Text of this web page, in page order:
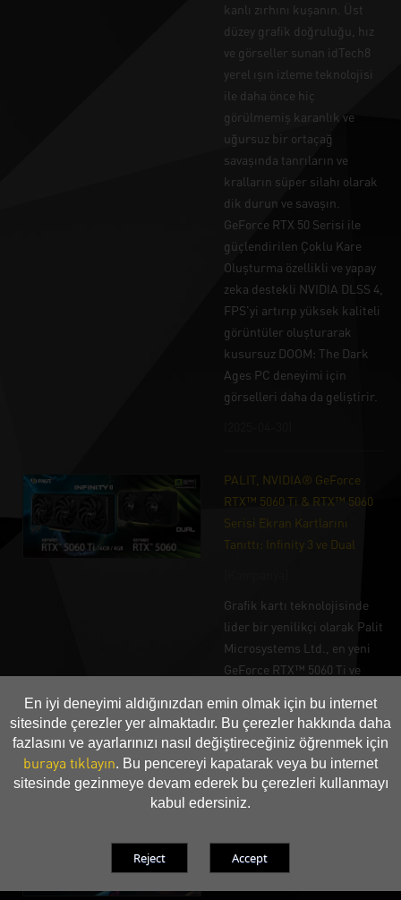
En iyi deneyimi aldığınızdan emin olmak için bu internet
sitesinde çerezler yer almaktadır. Bu çerezler hakkında daha
fazlasını ve ayarlarınızı nasıl değiştireceğiniz öğrenmek için
buraya tıklayın. Bu pencereyi kapatarak veya bu internet
sitesinde gezinmeye devam ederek bu çerezleri kullanmayı
kabul edersiniz.
kanlı zırhını kuşanın. Üst
düzey grafik doğruluğu, hız
ve görseller sunan idTech8
yerel ışın izleme teknolojisi
ile daha önce hiç
görülmemiş karanlık ve
uğursuz bir ortaçağ
savaşında tanrıların ve
kralların süper silahı olarak
dik durun ve savaşın.
GeForce RTX 50 Serisi ile
güçlendirilen Çoklu Kare
Oluşturma özellikli ve yapay
zeka destekli NVIDIA DLSS 4,
FPS'yi artırıp yüksek kaliteli
görüntüler oluşturarak
kusursuz DOOM: The Dark
Ages PC deneyimi için
görselleri daha da geliştirir.
PALIT, NVIDIA® GeForce
RTX™ 5060 Ti & RTX™ 5060
Serisi Ekran Kartlarını
Tanıttı: Infinity 3 ve Dual
Grafik kartı teknolojisinde
lider bir yenilikçi olarak Palit
Microsystems Ltd., en yeni
GeForce RTX™ 5060 Ti ve
duyurmaktan heyecan
duyuyor.
(2025-04-15)
GameRock ve GamingPro'yu